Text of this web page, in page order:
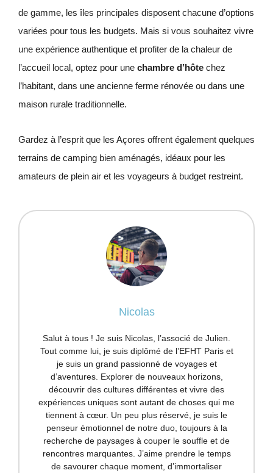
de gamme, les îles principales disposent chacune d’options
variées pour tous les budgets. Mais si vous souhaitez vivre
une expérience authentique et profiter de la chaleur de
l’accueil local, optez pour une chambre d’hôte chez
l’habitant, dans une ancienne ferme rénovée ou dans une
maison rurale traditionnelle.
Gardez à l’esprit que les Açores offrent également quelques
terrains de camping bien aménagés, idéaux pour les
amateurs de plein air et les voyageurs à budget restreint.
Nicolas
Salut à tous ! Je suis Nicolas, l’associé de Julien.
Tout comme lui, je suis diplômé de l’EFHT Paris et
je suis un grand passionné de voyages et
d’aventures. Explorer de nouveaux horizons,
découvrir des cultures différentes et vivre des
expériences uniques sont autant de choses qui me
tiennent à cœur. Un peu plus réservé, je suis le
penseur émotionnel de notre duo, toujours à la
recherche de paysages à couper le souffle et de
rencontres marquantes. J’aime prendre le temps
de savourer chaque moment, d’immortaliser